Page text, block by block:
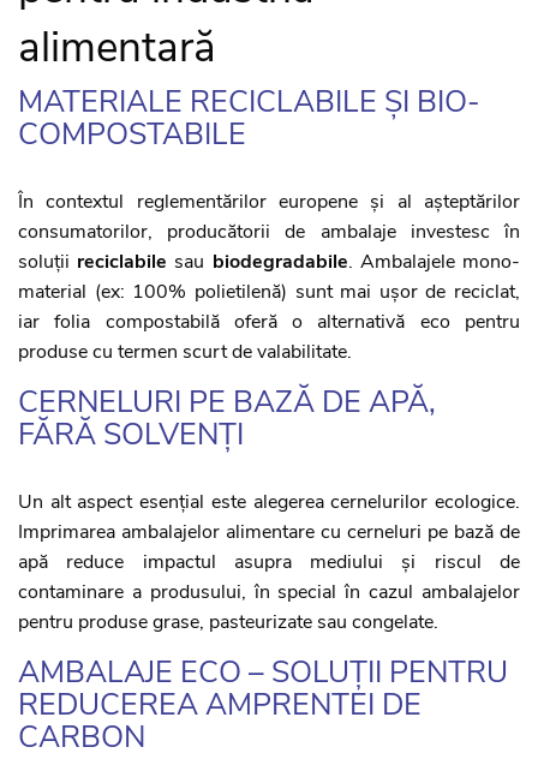
alimentară
MATERIALE RECICLABILE ȘI BIO-
COMPOSTABILE
În contextul reglementărilor europene și al așteptărilor
consumatorilor, producătorii de ambalaje investesc în
soluții reciclabile sau biodegradabile. Ambalajele mono-
material (ex: 100% polietilenă) sunt mai ușor de reciclat,
iar folia compostabilă oferă o alternativă eco pentru
produse cu termen scurt de valabilitate.
CERNELURI PE BAZĂ DE APĂ,
FĂRĂ SOLVENȚI
Un alt aspect esențial este alegerea cernelurilor ecologice.
Imprimarea ambalajelor alimentare cu cerneluri pe bază de
apă reduce impactul asupra mediului și riscul de
contaminare a produsului, în special în cazul ambalajelor
pentru produse grase, pasteurizate sau congelate.
AMBALAJE ECO – SOLUȚII PENTRU
REDUCEREA AMPRENTEI DE
CARBON